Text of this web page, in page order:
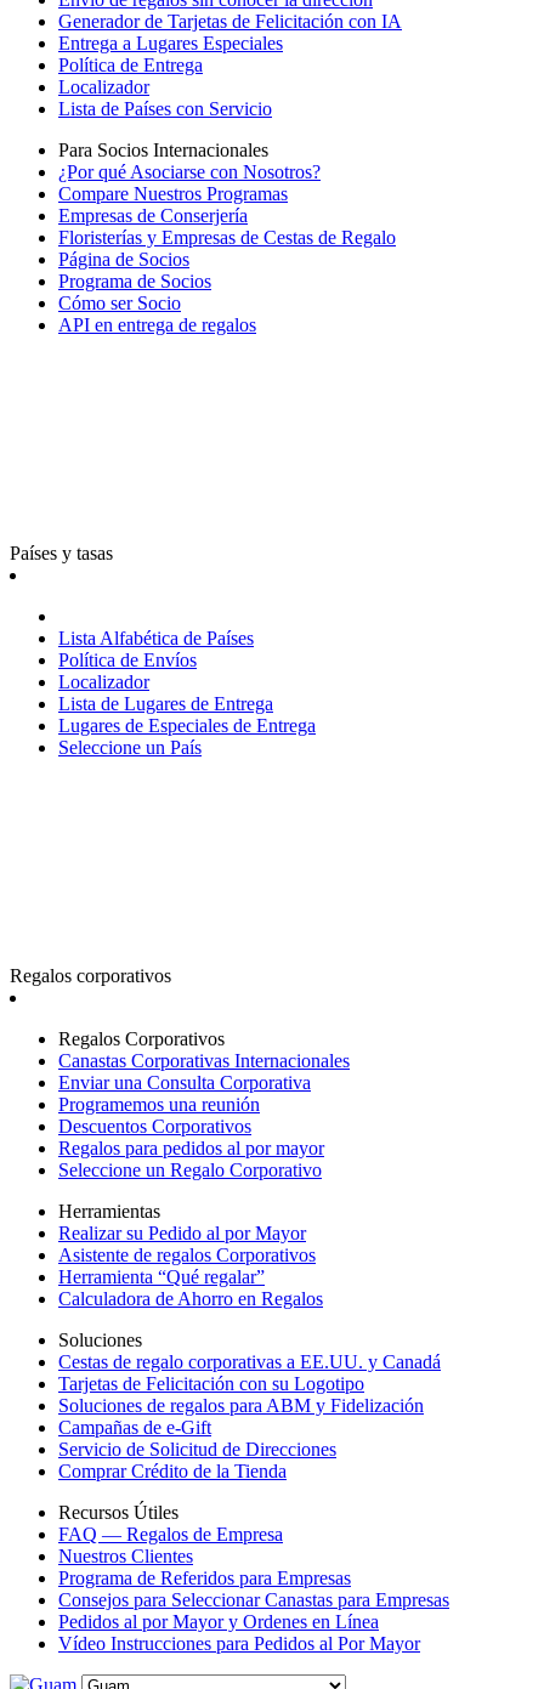
Generador de Tarjetas de Felicitación con IA
Entrega a Lugares Especiales
Política de Entrega
Localizador
Lista de Países con Servicio
Para Socios Internacionales
¿Por qué Asociarse con Nosotros?
Compare Nuestros Programas
Empresas de Conserjería
Floristerías y Empresas de Cestas de Regalo
Página de Socios
Programa de Socios
Cómo ser Socio
API en entrega de regalos
Países y tasas
Lista Alfabética de Países
Política de Envíos
Localizador
Lista de Lugares de Entrega
Lugares de Especiales de Entrega
Seleccione un País
Regalos corporativos
Regalos Corporativos
Canastas Corporativas Internacionales
Enviar una Consulta Corporativa
Programemos una reunión
Descuentos Corporativos
Regalos para pedidos al por mayor
Seleccione un Regalo Corporativo
Herramientas
Realizar su Pedido al por Mayor
Asistente de regalos Corporativos
Herramienta “Qué regalar”
Calculadora de Ahorro en Regalos
Soluciones
Cestas de regalo corporativas a EE.UU. y Canadá
Tarjetas de Felicitación con su Logotipo
Soluciones de regalos para ABM y Fidelización
Campañas de e-Gift
Servicio de Solicitud de Direcciones
Comprar Crédito de la Tienda
Recursos Útiles
FAQ — Regalos de Empresa
Nuestros Clientes
Programa de Referidos para Empresas
Consejos para Seleccionar Canastas para Empresas
Pedidos al por Mayor y Ordenes en Línea
Vídeo Instrucciones para Pedidos al Por Mayor